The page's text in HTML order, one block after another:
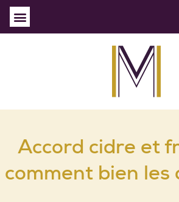
Accord cidre et
comment bien les